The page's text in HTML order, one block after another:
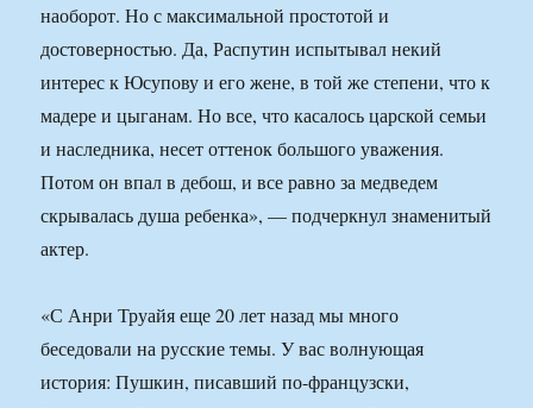
наоборот. Но с максимальной простотой и
достоверностью. Да, Распутин испытывал некий
интерес к Юсупову и его жене, в той же степени, что к
мадере и цыганам. Но все, что касалось царской семьи
и наследника, несет оттенок большого уважения.
Потом он впал в дебош, и все равно за медведем
скрывалась душа ребенка», — подчеркнул знаменитый
актер.
«С Анри Труайя еще 20 лет назад мы много
беседовали на русские темы. У вас волнующая
история: Пушкин, писавший по-французски,